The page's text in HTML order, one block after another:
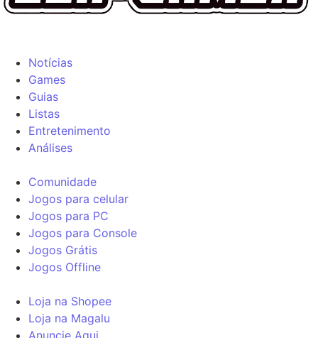
Notícias
Games
Guias
Listas
Entretenimento
Análises
Comunidade
Jogos para celular
Jogos para PC
Jogos para Console
Jogos Grátis
Jogos Offline
Loja na Shopee
Loja na Magalu
Anuncie Aqui